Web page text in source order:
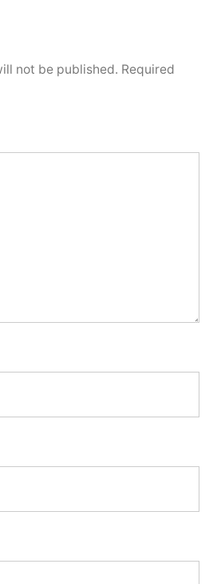
not be published. Required